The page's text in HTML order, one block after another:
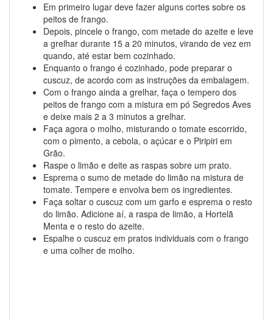
Em primeiro lugar deve fazer alguns cortes sobre os
peitos de frango.
Depois, pincele o frango, com metade do azeite e leve
a grelhar durante 15 a 20 minutos, virando de vez em
quando, até estar bem cozinhado.
Enquanto o frango é cozinhado, pode preparar o
cuscuz, de acordo com as instruções da embalagem.
Com o frango ainda a grelhar, faça o tempero dos
peitos de frango com a mistura em pó Segredos Aves
e deixe mais 2 a 3 minutos a grelhar.
Faça agora o molho, misturando o tomate escorrido,
com o pimento, a cebola, o açúcar e o Piripiri em
Grão.
Raspe o limão e deite as raspas sobre um prato.
Esprema o sumo de metade do limão na mistura de
tomate. Tempere e envolva bem os ingredientes.
Faça soltar o cuscuz com um garfo e esprema o resto
do limão. Adicione aí, a raspa de limão, a Hortelã
Menta e o resto do azeite.
Espalhe o cuscuz em pratos individuais com o frango
e uma colher de molho.